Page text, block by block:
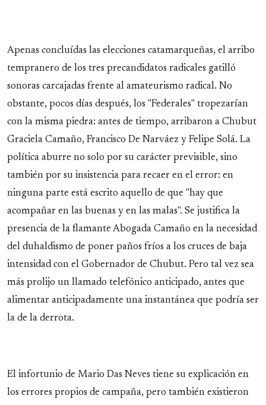
Apenas concluídas las elecciones catamarqueñas, el arribo
tempranero de los tres precandidatos radicales gatilló
sonoras carcajadas frente al amateurismo radical. No
obstante, pocos días después, los "Federales" tropezarían
con la misma piedra: antes de tiempo, arribaron a Chubut
Graciela Camaño, Francisco De Narváez y Felipe Solá. La
política aburre no solo por su carácter previsible, sino
también por su insistencia para recaer en el error: en
ninguna parte está escrito aquello de que "hay que
acompañar en las buenas y en las malas". Se justifica la
presencia de la flamante Abogada Camaño en la necesidad
del duhaldismo de poner paños fríos a los cruces de baja
intensidad con el Gobernador de Chubut. Pero tal vez sea
más prolijo un llamado telefónico anticipado, antes que
alimentar anticipadamente una instantánea que podría ser
la de la derrota.
El infortunio de Mario Das Neves tiene su explicación en
los errores propios de campaña, pero también existieron